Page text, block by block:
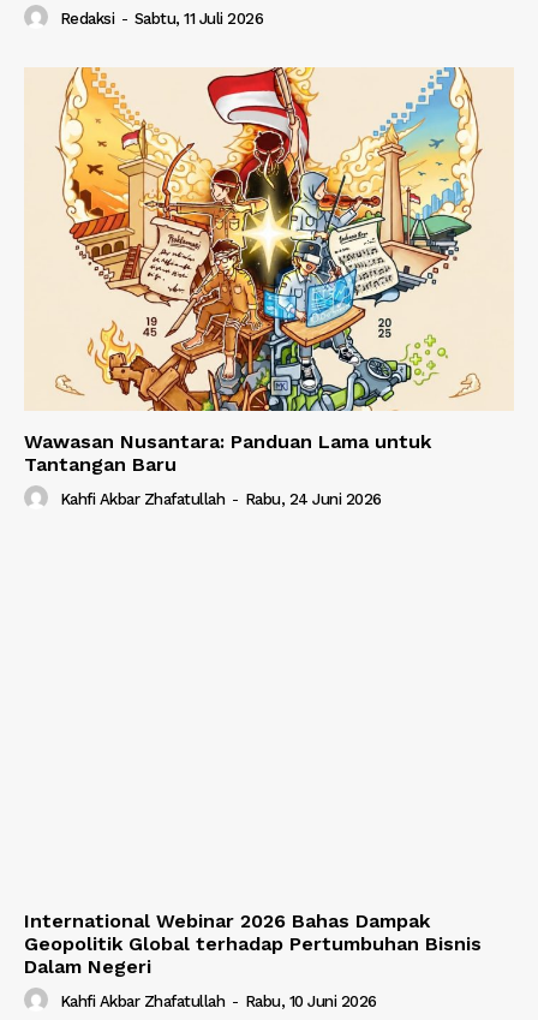
Redaksi - Sabtu, 11 Juli 2026
Wawasan Nusantara: Panduan Lama untuk
Tantangan Baru
Kahfi Akbar Zhafatullah - Rabu, 24 Juni 2026
International Webinar 2026 Bahas Dampak
Geopolitik Global terhadap Pertumbuhan Bisnis
Dalam Negeri
Kahfi Akbar Zhafatullah - Rabu, 10 Juni 2026